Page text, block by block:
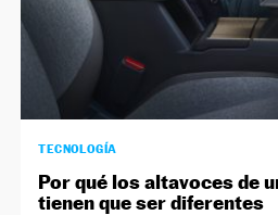
TECNOLOGÍA
Por qué los altavoces de
tienen que ser diferentes